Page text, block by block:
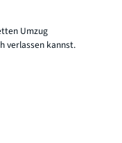
Umzug
verlassen kannst.